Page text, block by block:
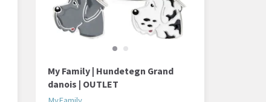
My Family | Hundetegn Grand
danois | OUTLET